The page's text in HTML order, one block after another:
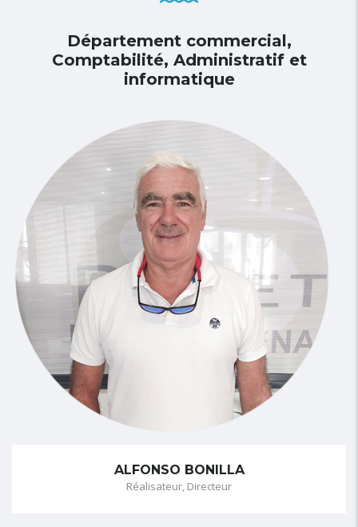
Département commercial,
Comptabilité, Administratif et
informatique
ALFONSO BONILLA
Réalisateur, Directeur